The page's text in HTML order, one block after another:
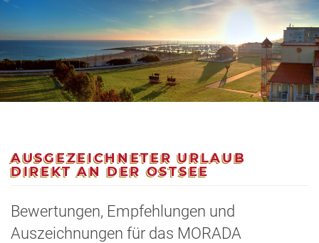
AUSGEZEICHNETER URLAUB
DIREKT AN DER OSTSEE
Bewertungen, Empfehlungen und
Auszeichnungen für das MORADA